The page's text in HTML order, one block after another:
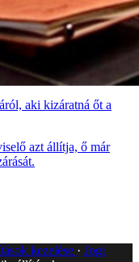
aki kizáratná őt a
azt állítja, ő már
kezelése
Jogi